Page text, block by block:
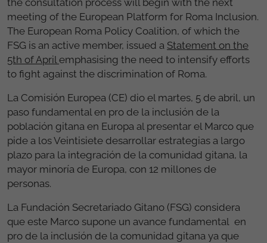
meeting of the European Platform for Roma Inclusion.
The European Roma Policy Coalition, of which the
FSG is an active member, issued a Statement on the
5th of April emphasising the need to intensify efforts
to fight against the discrimination of Roma.
La Comisión Europea (CE) dio el martes, 5 de abril, un
paso fundamental en pro de la inclusión de la
población gitana en Europa al presentar el Marco que
pide a los Veintisiete desarrollar estrategias a largo
plazo para la integración de la comunidad gitana, la
mayor minoría de Europa, con 12 millones de
personas.
La Fundación Secretariado Gitano (FSG) considera
que este Marco supone un avance fundamental en
pro de la inclusión de la comunidad gitana ya que